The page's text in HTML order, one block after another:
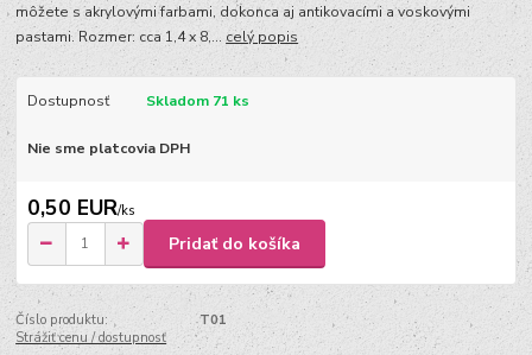
môžete s akrylovými farbami, dokonca aj antikovacími a voskovými
pastami. Rozmer: cca 1,4 x 8,...celý popis
Dostupnosť Skladom 71 ks
Nie sme platcovia DPH
0,50 EUR/ks
Pridať do košíka
Číslo produktu:
T01
Strážiť cenu / dostupnosť